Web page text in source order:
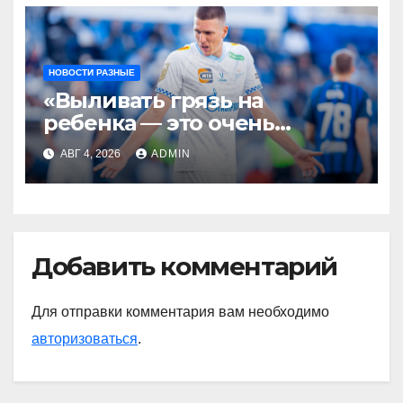
НОВОСТИ РАЗНЫЕ
«Выливать грязь на
ребенка — это очень
мерзкая история» —
Радимов о ситуации с
сыном Соболева
АВГ 4, 2026 ADMIN
Добавить комментарий
Для отправки комментария вам необходимо
авторизоваться.